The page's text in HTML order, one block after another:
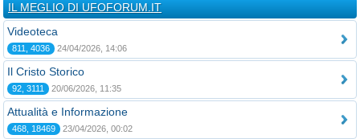
IL MEGLIO DI UFOFORUM.IT
Videoteca
811, 4036 24/04/2026, 14:06
Il Cristo Storico
92, 3111 20/06/2026, 11:35
Attualità e Informazione
468, 18469 23/04/2026, 00:02